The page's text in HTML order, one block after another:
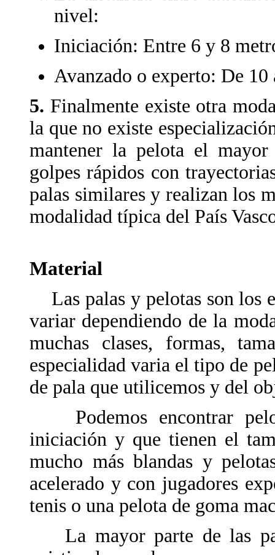
nivel:
Iniciación: Entre 6 y 8
Avanzado o experto: De 10
5. Finalmente existe otra
la que no existe
mantener la pelota el
golpes rápidos con
palas similares y realizan los
modalidad típica del País
Material
Las palas y pelotas son los
variar dependiendo de la
muchas clases, formas,
especialidad varia el tipo de
de pala que utilicemos y del
Podemos encontrar
iniciación y que tienen el
mucho más blandas y
acelerado y con jugadores
tenis o una pelota de goma
La mayor parte de las